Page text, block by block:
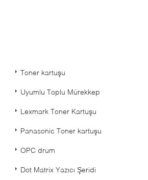
Toner kartuşu
Uyumlu Toplu Mürekkep
Lexmark Toner Kartuşu
Panasonic Toner kartuşu
OPC drum
Dot Matrix Yazıcı Şeridi